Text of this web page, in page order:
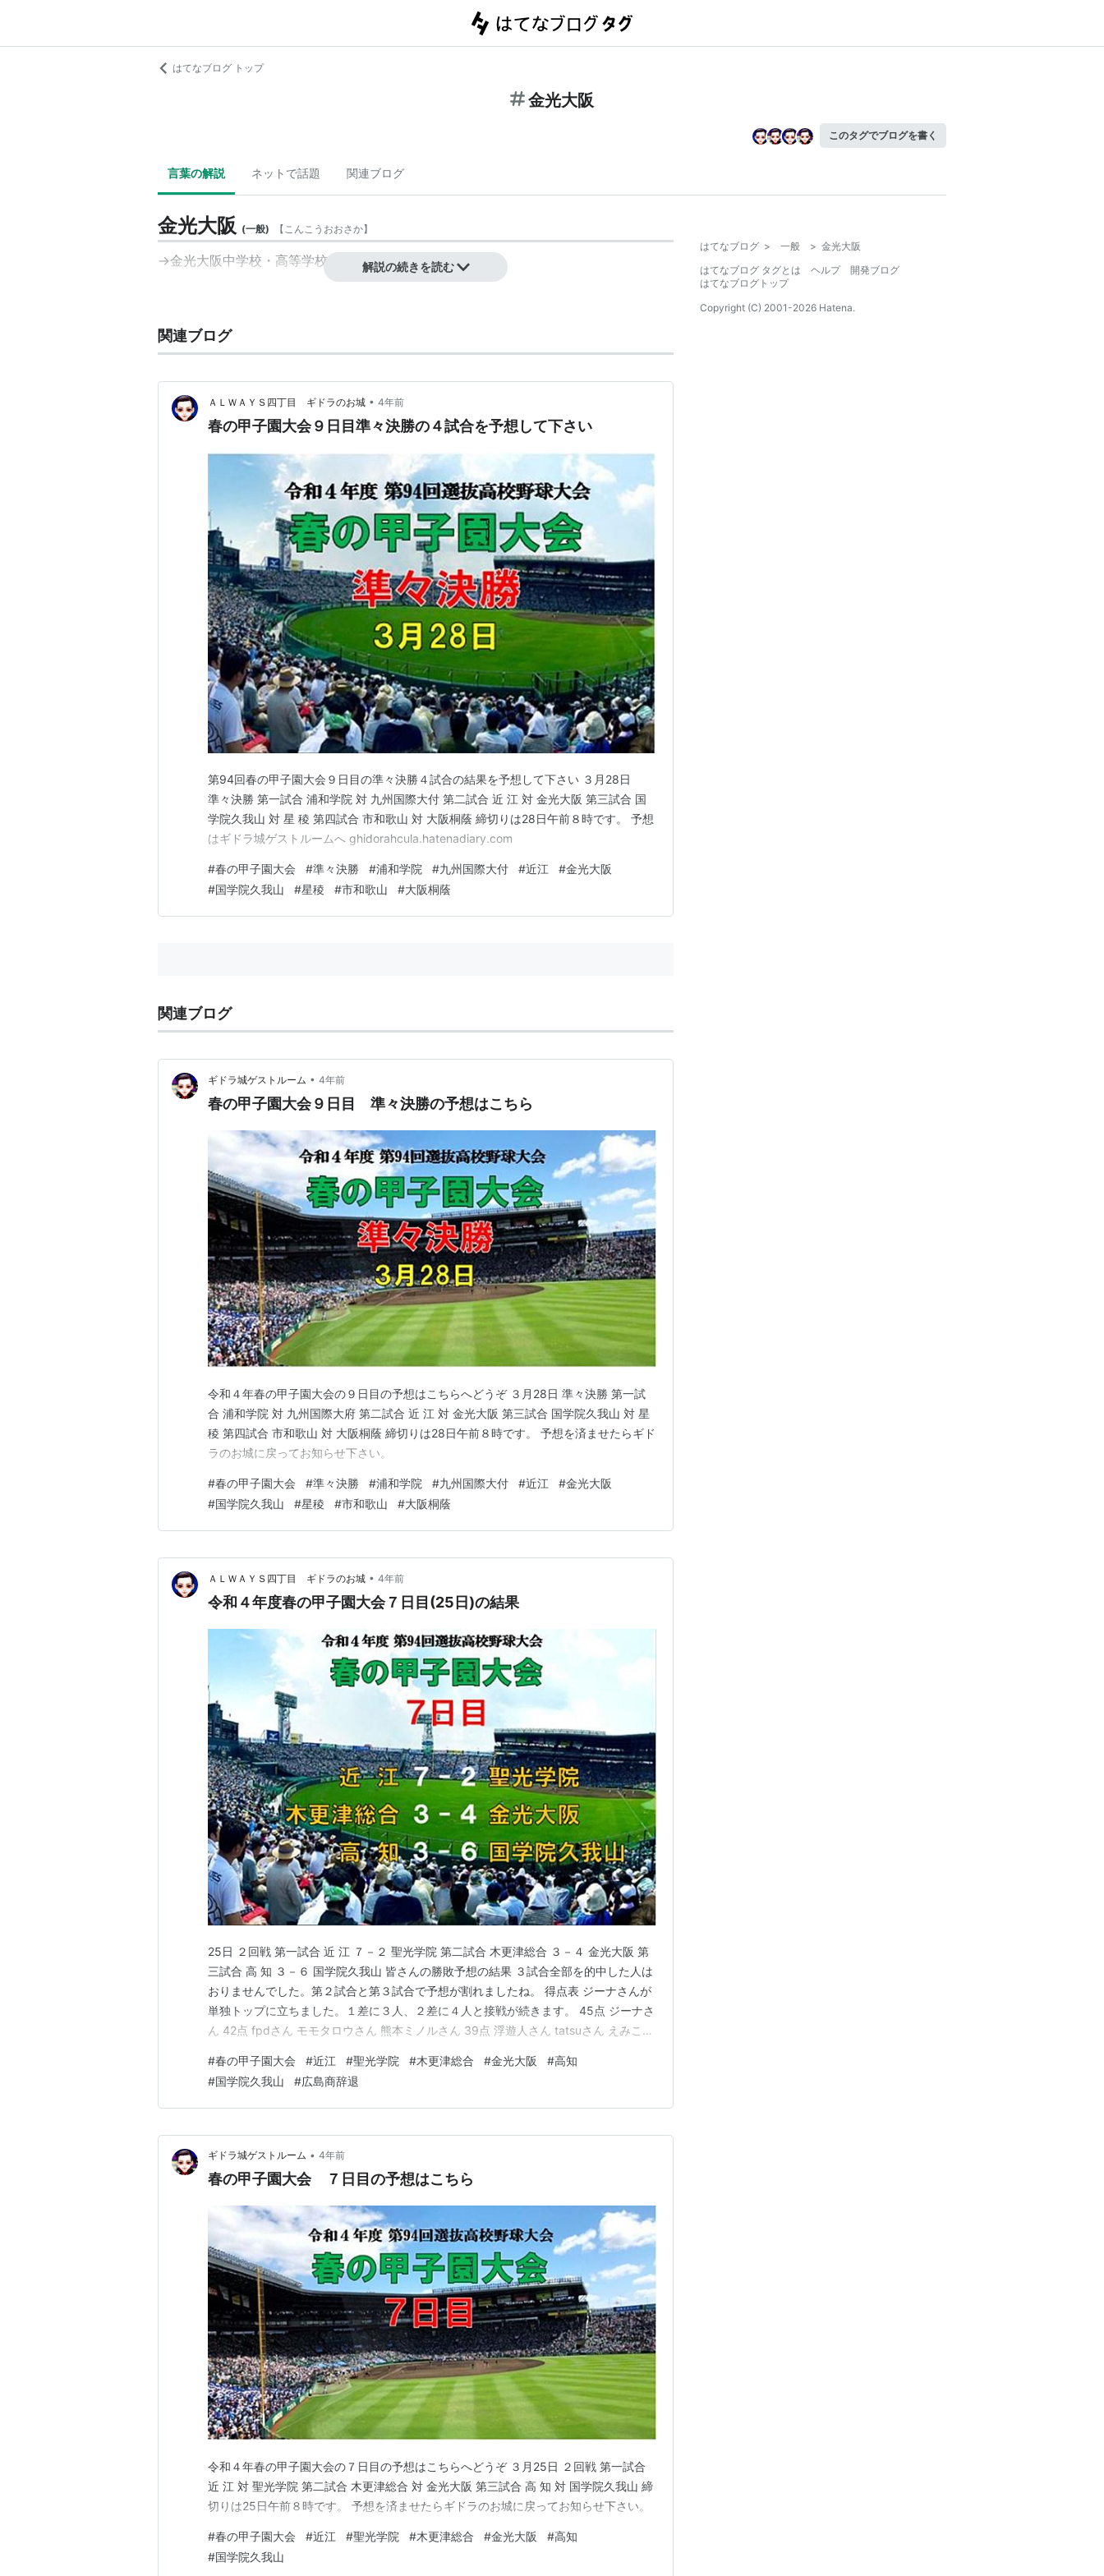
はてなブログ トップ
金光大阪
このタグでブログを書く
言葉の解説 ネットで話題 関連ブログ
金光大阪 (一般) 【こんこうおおさか】
→金光大阪中学校・高等学校 解説の続きを読む
関連ブログ
ＡＬＷＡＹＳ四丁目 ギドラのお城 • 4年前
春の甲子園大会９日目準々決勝の４試合を予想して下さい
第94回春の甲子園大会９日目の準々決勝４試合の結果を予想して下さい ３月28日
準々決勝 第一試合 浦和学院 対 九州国際大付 第二試合 近 江 対 金光大阪 第三試合 国
学院久我山 対 星 稜 第四試合 市和歌山 対 大阪桐蔭 締切りは28日午前８時です。 予想
はギドラ城ゲストルームへ ghidorahcula.hatenadiary.com
#春の甲子園大会 #準々決勝 #浦和学院 #九州国際大付 #近江 #金光大阪
#国学院久我山 #星稜 #市和歌山 #大阪桐蔭
関連ブログ
ギドラ城ゲストルーム • 4年前
春の甲子園大会９日目 準々決勝の予想はこちら
令和４年春の甲子園大会の９日目の予想はこちらへどうぞ ３月28日 準々決勝 第一試
合 浦和学院 対 九州国際大府 第二試合 近 江 対 金光大阪 第三試合 国学院久我山 対 星
稜 第四試合 市和歌山 対 大阪桐蔭 締切りは28日午前８時です。 予想を済ませたらギド
ラのお城に戻ってお知らせ下さい。
#春の甲子園大会 #準々決勝 #浦和学院 #九州国際大付 #近江 #金光大阪
#国学院久我山 #星稜 #市和歌山 #大阪桐蔭
ＡＬＷＡＹＳ四丁目 ギドラのお城 • 4年前
令和４年度春の甲子園大会７日目(25日)の結果
25日 ２回戦 第一試合 近 江 ７－２ 聖光学院 第二試合 木更津総合 ３－４ 金光大阪 第
三試合 高 知 ３－６ 国学院久我山 皆さんの勝敗予想の結果 ３試合全部を的中した人は
おりませんでした。第２試合と第３試合で予想が割れましたね。 得点表 ジーナさんが
単独トップに立ちました。１差に３人、２差に４人と接戦が続きます。 45点 ジーナさ
ん 42点 fpdさん モモタロウさん 熊本ミノルさん 39点 浮遊人さん tatsuさん えみこさ
想して下さい ghidorahcula.hatenadiar…
#春の甲子園大会 #近江 #聖光学院 #木更津総合 #金光大阪 #高知
#国学院久我山 #広島商辞退
ギドラ城ゲストルーム • 4年前
春の甲子園大会 ７日目の予想はこちら
令和４年春の甲子園大会の７日目の予想はこちらへどうぞ ３月25日 ２回戦 第一試合
近 江 対 聖光学院 第二試合 木更津総合 対 金光大阪 第三試合 高 知 対 国学院久我山 締
切りは25日午前８時です。 予想を済ませたらギドラのお城に戻ってお知らせ下さい。
#春の甲子園大会 #近江 #聖光学院 #木更津総合 #金光大阪 #高知
#国学院久我山
はてなブログ > 一般 > 金光大阪
はてなブログ タグとは
ヘルプ
開発ブログ
はてなブログトップ
Copyright (C) 2001-2026 Hatena.